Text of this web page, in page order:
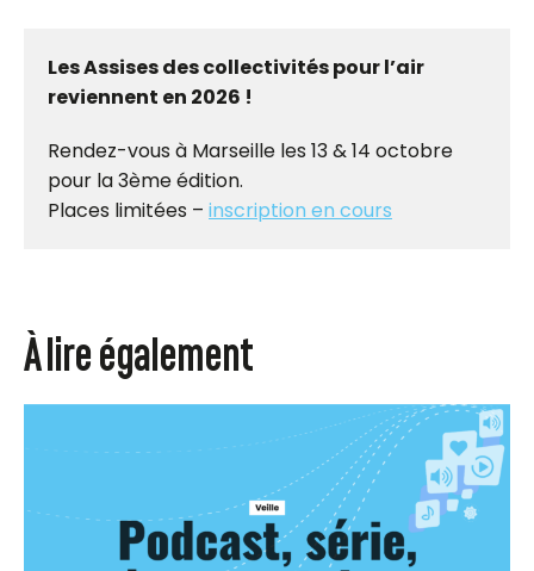
Les Assises des collectivités pour l’air
reviennent en 2026 !
Rendez-vous à Marseille les 13 & 14 octobre
pour la 3ème édition.
Places limitées – inscription en cours
À lire également